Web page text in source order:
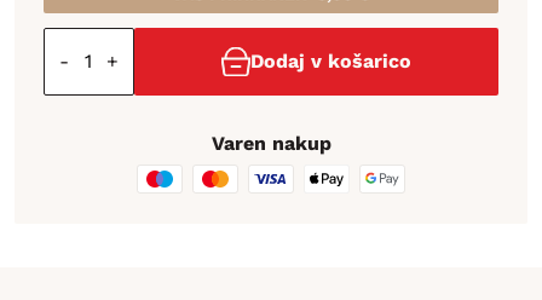
- + Dodaj v košarico
Varen nakup